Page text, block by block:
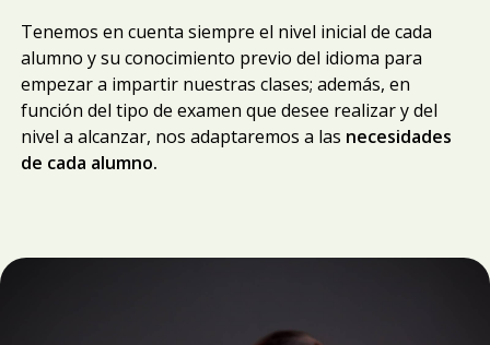
Tenemos en cuenta siempre el nivel inicial de cada
alumno y su conocimiento previo del idioma para
empezar a impartir nuestras clases; además, en
función del tipo de examen que desee realizar y del
nivel a alcanzar, nos adaptaremos a las necesidades
de cada alumno.